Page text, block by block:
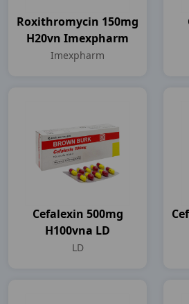
Roxithromycin 150mg
H20vn Imexpharm
Imexpharm
Cefalexin 500mg
H100vna LD
LD